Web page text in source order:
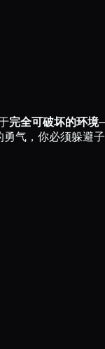
完全可破坏的环境
气，你必须躲避